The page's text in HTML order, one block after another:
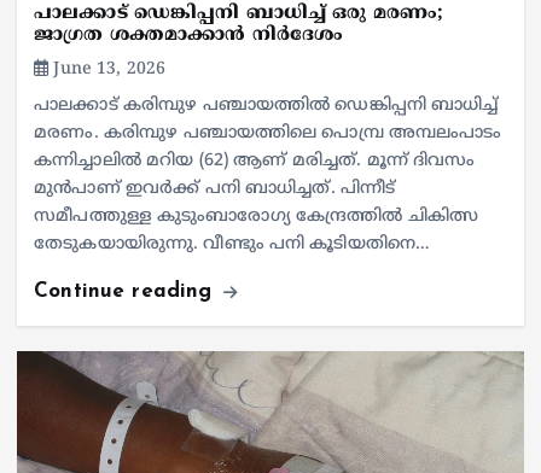
പാലക്കാട് ഡെങ്കിപ്പനി ബാധിച്ച് ഒരു മരണം;
ജാഗ്രത ശക്തമാക്കാൻ നിർദേശം
June 13, 2026
പാലക്കാട് കരിമ്പുഴ പഞ്ചായത്തിൽ ഡെങ്കിപ്പനി ബാധിച്ച്
മരണം. കരിമ്പുഴ പഞ്ചായത്തിലെ പൊമ്പ്ര അമ്പലംപാടം
കന്നിച്ചാലിൽ മറിയ (62) ആണ് മരിച്ചത്. മൂന്ന് ദിവസം
മുൻപാണ് ഇവർക്ക് പനി ബാധിച്ചത്. പിന്നീട്
സമീപത്തുള്ള കുടുംബാരോഗ്യ കേന്ദ്രത്തിൽ ചികിത്സ
തേടുകയായിരുന്നു. വീണ്ടും പനി കൂടിയതിനെ…
Continue reading